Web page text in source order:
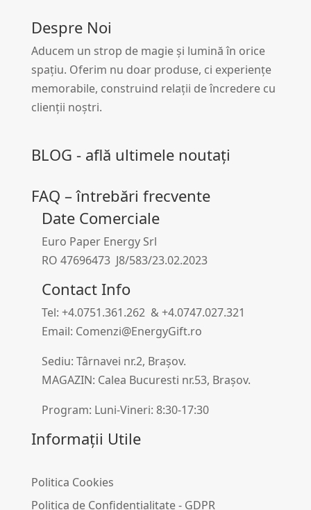
Despre Noi
Aducem un strop de magie și lumină în orice
spațiu. Oferim nu doar produse, ci experiențe
memorabile, construind relații de încredere cu
clienții noștri.
BLOG - află ultimele noutați
FAQ – întrebări frecvente
Date Comerciale
Euro Paper Energy Srl
RO 47696473 J8/583/23.02.2023
Contact Info
Tel: +4.0751.361.262 & +4.0747.027.321
Email: Comenzi@EnergyGift.ro
Sediu: Târnavei nr.2, Brașov.
MAGAZIN: Calea Bucuresti nr.53, Brașov.
Program: Luni-Vineri: 8:30-17:30
Informații Utile
Politica Cookies
Politica de Confidențialitate - GDPR